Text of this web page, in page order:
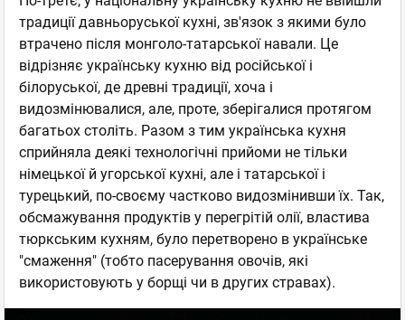
традиції давньоруської кухні, зв'язок з якими було
втрачено після монголо-татарської навали. Це
відрізняє українську кухню від російської і
білоруської, де древні традиції, хоча і
видозмінювалися, але, проте, зберігалися протягом
багатьох століть. Разом з тим українська кухня
сприйняла деякі технологічні прийоми не тільки
німецької й угорської кухні, але і татарської і
турецький, по-своєму частково видозмінивши їх. Так,
обсмажування продуктів у перегрітій олії, властива
тюркським кухням, було перетворено в українське
"смаження" (тобто пасерування овочів, які
використовують у борщі чи в других стравах).